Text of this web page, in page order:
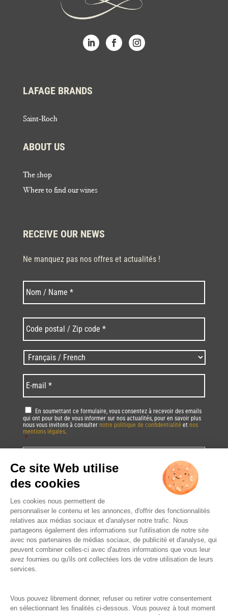
LAFAGE BRANDS
Saint-Roch
ABOUT US
The shop
Where to find our wines
RECEIVE OUR NEWS
Ne manquez pas nos offres et actualités !
Nom * Last
postal
/
Zip
code
* *
Langues
/
Language *
mail *
RGPD *
En soumettant ce formulaire, vous consentez à recevoir des emails
qui ont pour but de vous informer sur nos actualités, pour en savoir plus
nous vous invitons à consulter notre politique de confidentialité et nos
mentions légales.
*
CAPTCHA